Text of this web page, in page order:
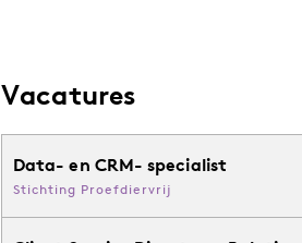
Vacatures
Data- en CRM- specialist
Stichting Proefdiervrij